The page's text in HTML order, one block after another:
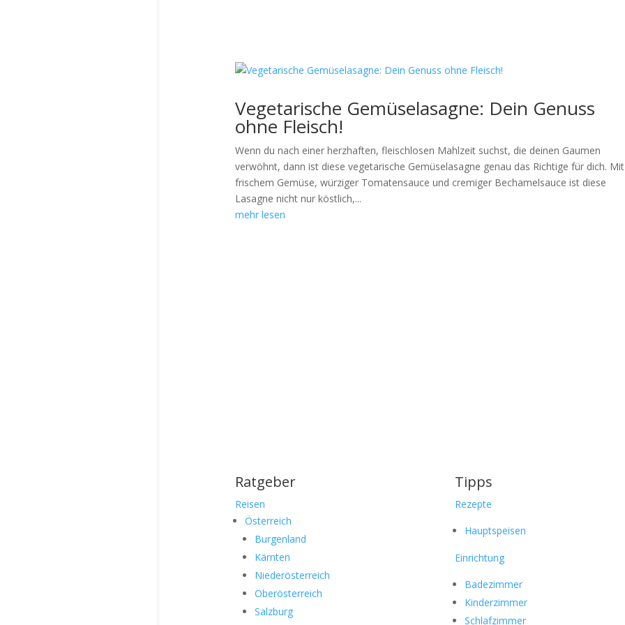
Vegetarische Gemüselasagne: Dein Genuss
ohne Fleisch!
Wenn du nach einer herzhaften, fleischlosen Mahlzeit suchst, die deinen Gaumen
verwöhnt, dann ist diese vegetarische Gemüselasagne genau das Richtige für dich. Mit
frischem Gemüse, würziger Tomatensauce und cremiger Bechamelsauce ist diese
Lasagne nicht nur köstlich,...
mehr lesen
Ratgeber
Reisen
Österreich
Burgenland
Kärnten
Niederösterreich
Oberösterreich
Salzburg
Tipps
Rezepte
Hauptspeisen
Einrichtung
Badezimmer
Kinderzimmer
Schlafzimmer